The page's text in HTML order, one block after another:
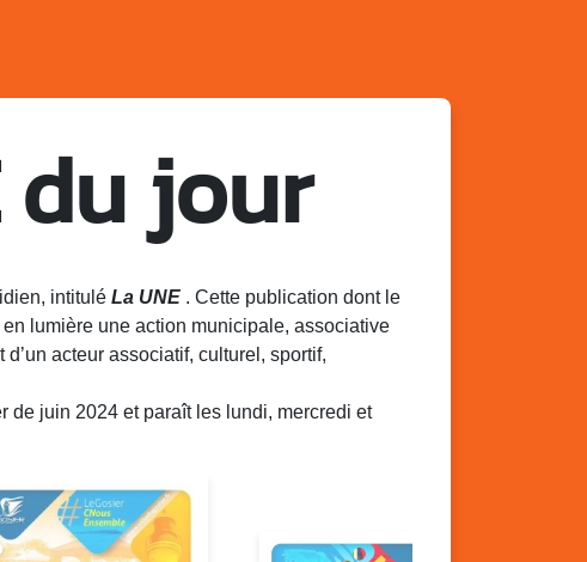
du jour
intitulé La UNE . Cette publication dont le
lumière une action municipale, associative
acteur associatif, culturel, sportif,
de juin 2024 et paraît les lundi, mercredi et